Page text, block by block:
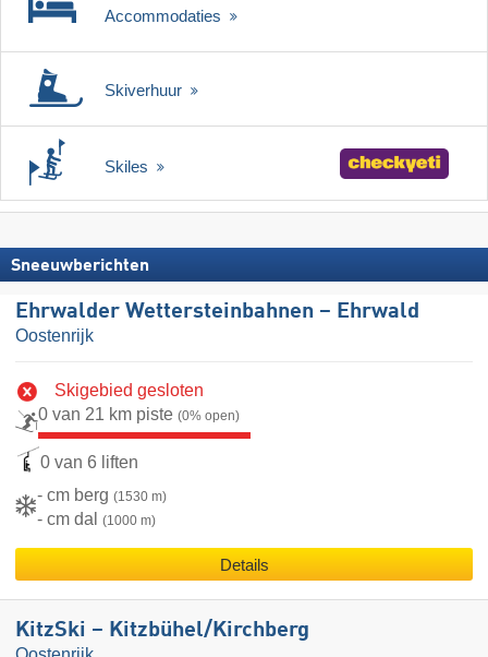
Accommodaties
Skiverhuur
Skiles
Sneeuwberichten
Ehrwalder Wettersteinbahnen – Ehrwald
Oostenrijk
Skigebied gesloten
0 van 21 km piste (0% open)
0 van 6 liften
- cm berg (1530 m)
- cm dal (1000 m)
Details
KitzSki – Kitzbühel/​Kirchberg